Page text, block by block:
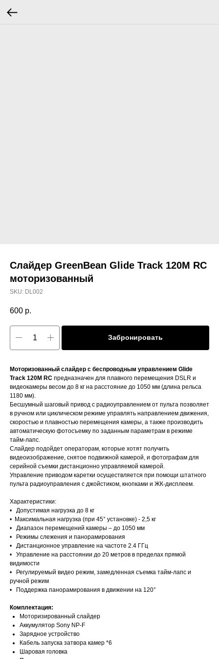
Слайдер GreenBean Glide Track 120M RC
моторизованный
SKU: DL002
600 р.
Забронировать
Моторизованный слайдер с беспроводным управлением Glide
Track 120M RC предназначен для плавного перемещения DSLR и
видеокамеры весом до 8 кг на расстояние до 1050 мм (длина рельса
1180 мм).
Бесшумный шаговый привод с радиоуправлением от пульта позволяет
в ручном или циклическом режиме управлять направлением движения,
скоростью и плавностью перемещения камеры, а также производить
автоматическую фотосъемку по заданным параметрам в режиме
тайм-лапс.
Слайдер подойдет операторам, которые хотят получить
видеоизображение, снятое подвижной камерой, и фотографам для
серийной съемки дистанционно управляемой камерой.
Управление приводом каретки осуществляется при помощи штатного
пульта радиоуправления с джойстиком, кнопками и ЖК-дисплеем.
Характеристики:
• Допустимая нагрузка до 8 кг
• Максимальная нагрузка (при 45° установке) - 2,5 кг
• Диапазон перемещений камеры – до 1050 мм
• Режимы слежения и панорамирования
• Дистанционное управление на частоте 2.4 ГГц
• Управление на расстоянии до 20 метров в пределах прямой
видимости
• Регулируемый видео режим, замедленная съемка тайм-лапс и
ручной режим
• Поддержка панорамирования в движении на 120°
Комплектация:
Моторизированный слайдер
Аккумулятор Sony NP-F
Зарядное устройство
Кабель запуска затвора камер *6
Шаровая головка